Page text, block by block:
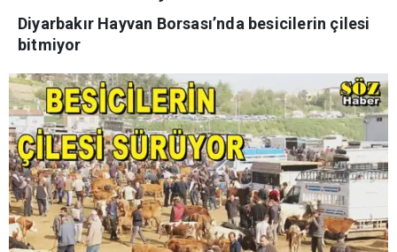
Diyarbakır Hayvan Borsası’nda besicilerin çilesi
bitmiyor